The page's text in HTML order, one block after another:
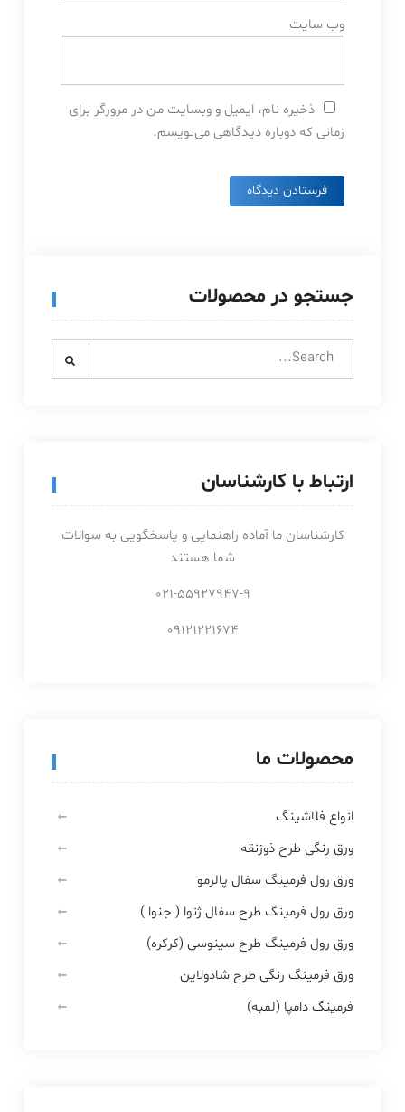
وب‌ سایت
ذخیره نام، ایمیل و وبسایت من در مرورگر برای
زمانی که دوباره دیدگاهی می‌نویسم.
جستجو در محصولات
Search
ارتباط با کارشناسان
کارشناسان ما آماده راهنمایی و پاسخگویی به سوالات
شما هستند
021-55927947-9
09121221674
محصولات ما
انواع فلاشینگ
ورق رنگی طرح ذوزنقه
ورق رول فرمینگ سفال پالرمو
ورق رول فرمینگ طرح سفال ژنوا ( جنوا )
ورق رول فرمینگ طرح سینوسی (کرکره)
ورق فرمینگ رنگی طرح شادولاین
فرمینگ دامپا (لمبه)